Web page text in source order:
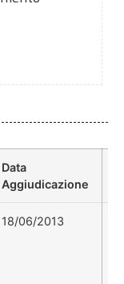
Data
Aggiudicazione
18/06/2013